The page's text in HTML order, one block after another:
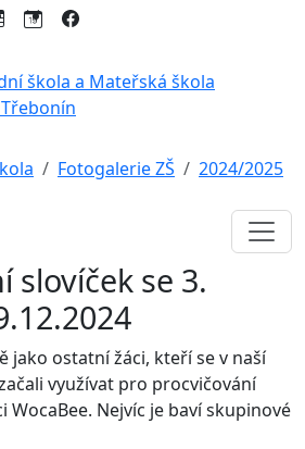
škola a Mateřská škola
Fotogalerie ZŠ 2024/2025
slovíček se 3.
jako ostatní žáci, kteří se v naší
využívat pro procvičování
WocaBee. Nejvíc je baví skupinové